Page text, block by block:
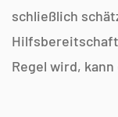
schließlich
Regel wird, kann